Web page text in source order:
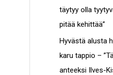
täytyy olla
pitää kehittää”
Hyvästä alusta
karu tappio –
anteeksi Ilves-